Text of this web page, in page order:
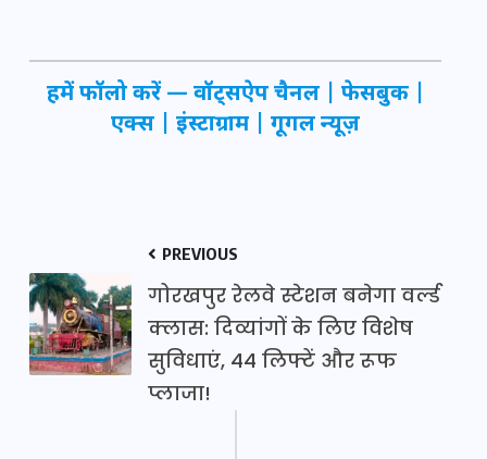
हमें फॉलो करें — वॉट्सऐप चैनल फेसबुक
एक्स
इंस्टाग्राम गूगल न्यूज़
PREVIOUS
गोरखपुर रेलवे स्टेशन बनेगा वर्ल्ड
क्लास: दिव्यांगों के लिए विशेष
सुविधाएं, 44 लिफ्टें और रूफ
प्लाजा!